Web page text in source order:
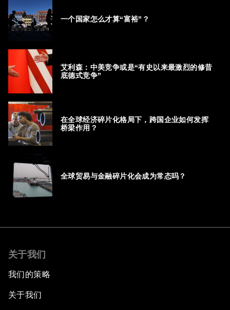
一个国家怎么才算“富裕”？
艾利森：中美竞争或是“有史以来最激烈的修昔
底德式竞争”
在全球经济碎片化格局下，跨国企业如何发挥
桥梁作用？
全球贸易与金融碎片化会成为常态吗？
关于我们
我们的策略
关于我们